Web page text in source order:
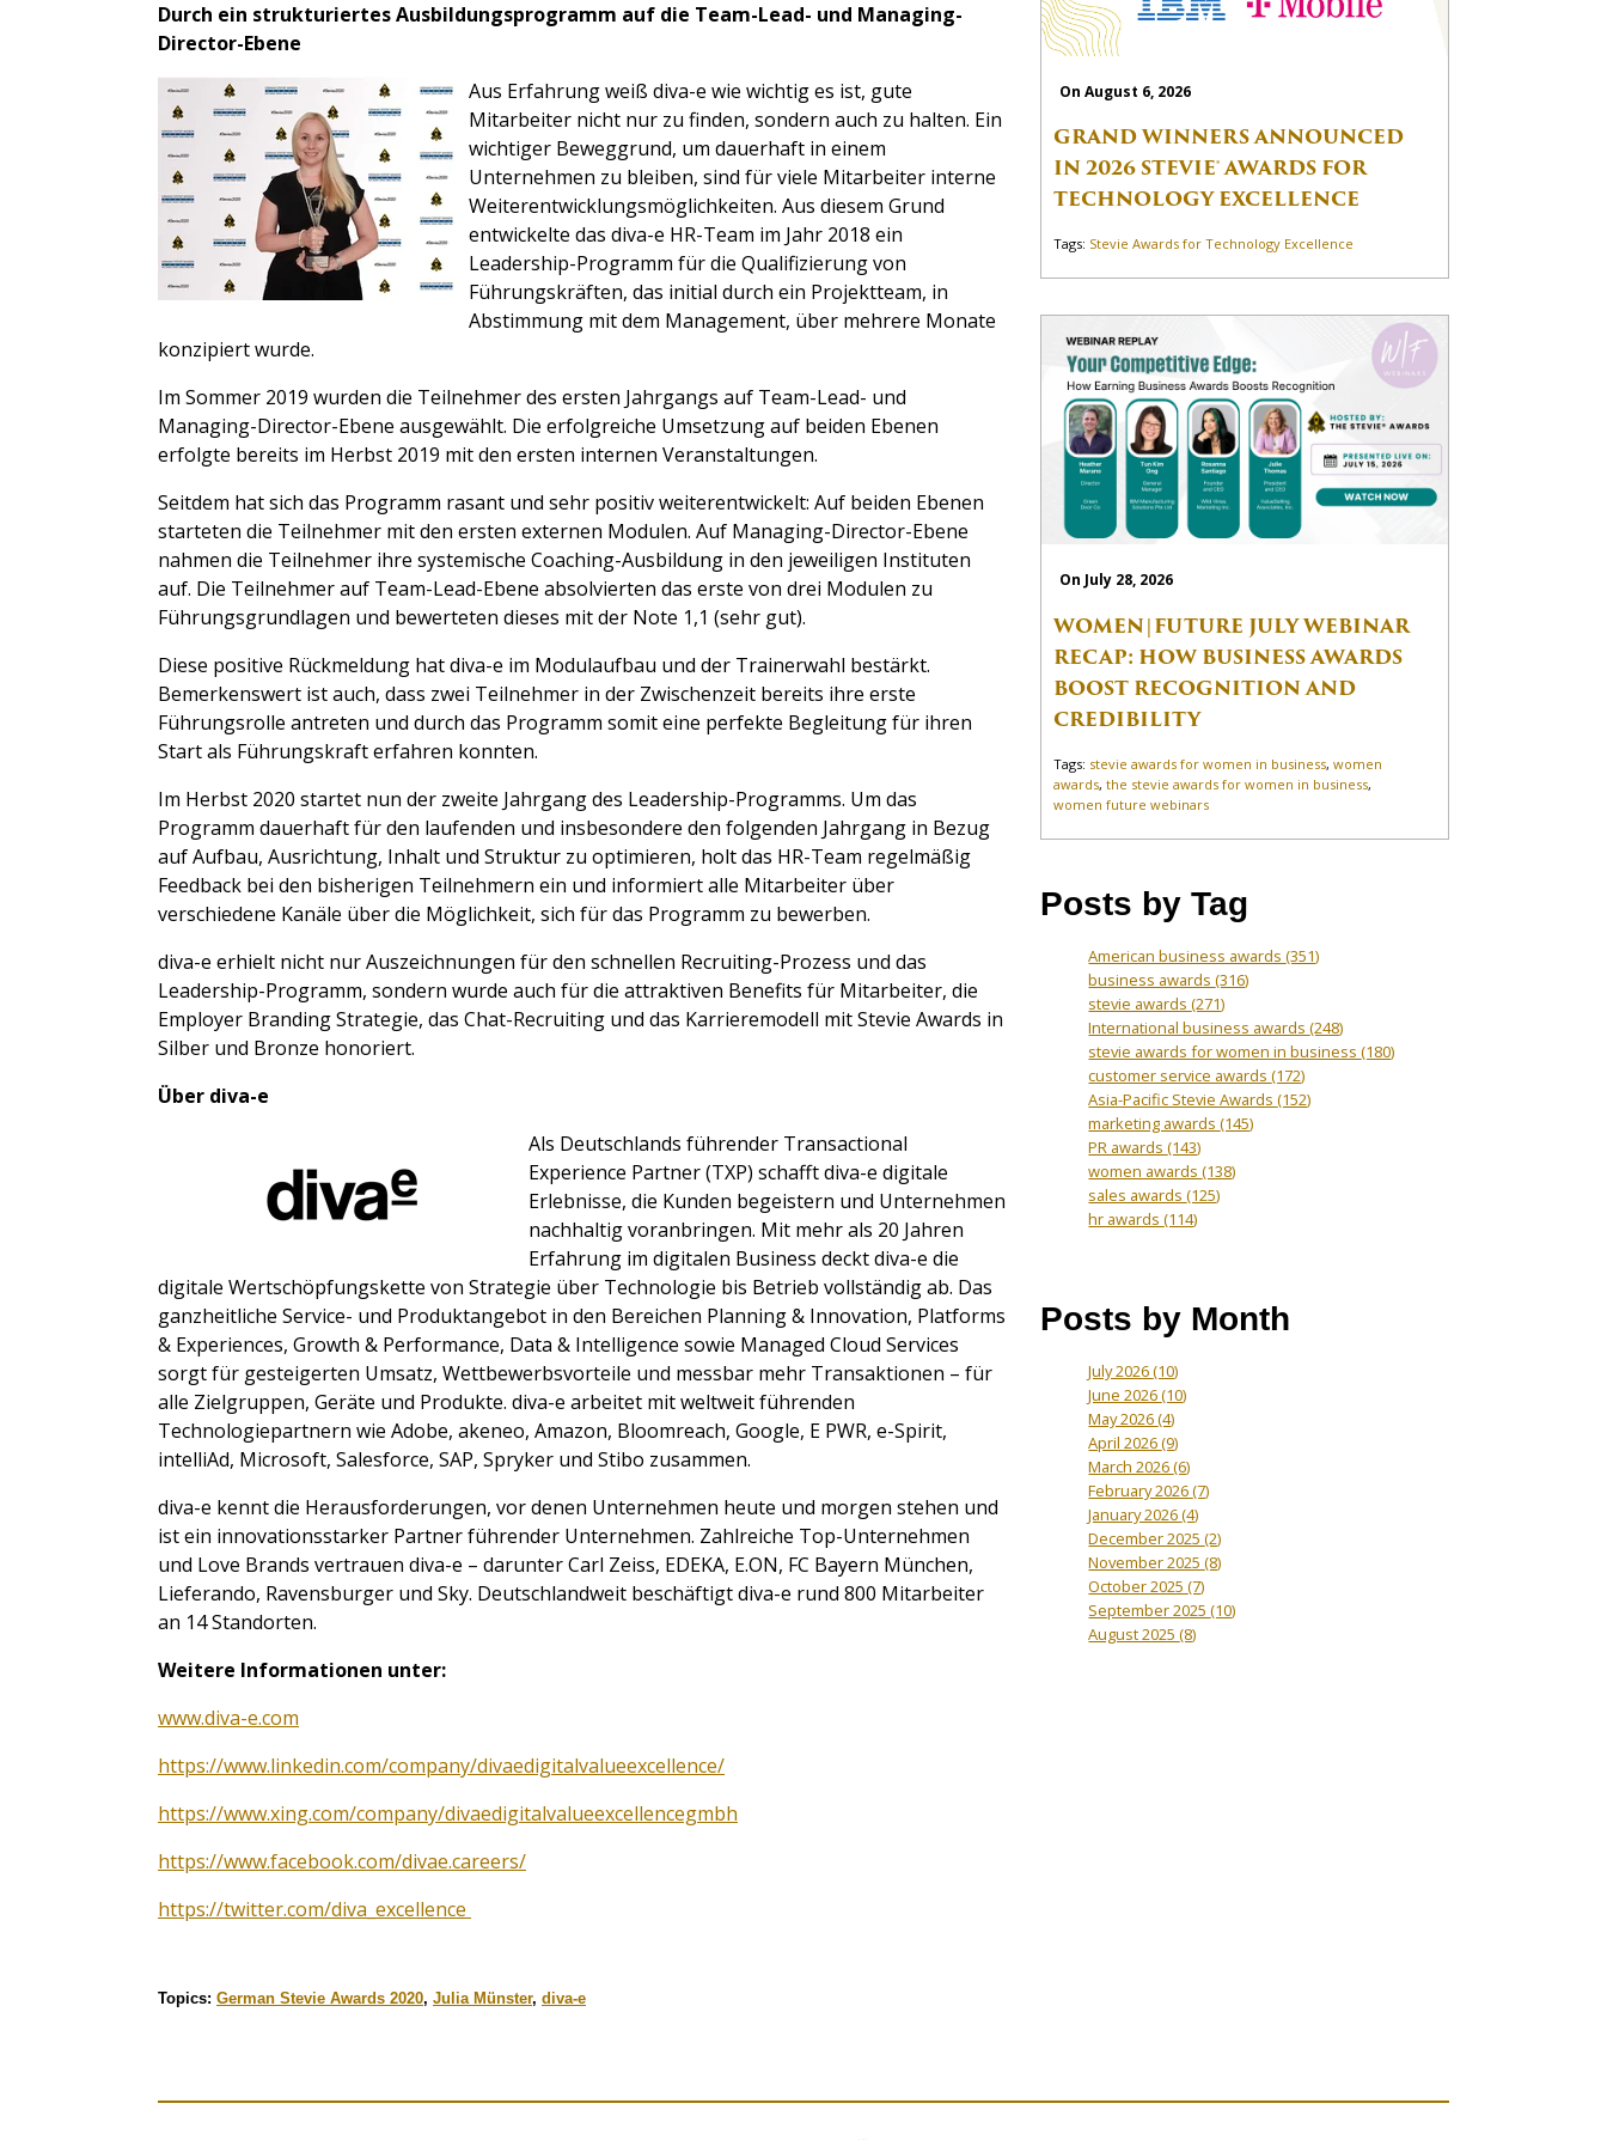
Durch ein strukturiertes Ausbildungsprogramm auf die Team-Lead- und Managing-
Director-Ebene
Aus Erfahrung weiß diva-e wie wichtig es ist, gute
Mitarbeiter nicht nur zu finden, sondern auch zu halten. Ein
wichtiger Beweggrund, um dauerhaft in einem
Unternehmen zu bleiben, sind für viele Mitarbeiter interne
Weiterentwicklungsmöglichkeiten. Aus diesem Grund
entwickelte das diva-e HR-Team im Jahr 2018 ein
Leadership-Programm für die Qualifizierung von
Führungskräften, das initial durch ein Projektteam, in
Abstimmung mit dem Management, über mehrere Monate
konzipiert wurde.
Im Sommer 2019 wurden die Teilnehmer des ersten Jahrgangs auf Team-Lead- und
Managing-Director-Ebene ausgewählt. Die erfolgreiche Umsetzung auf beiden Ebenen
erfolgte bereits im Herbst 2019 mit den ersten internen Veranstaltungen.
Seitdem hat sich das Programm rasant und sehr positiv weiterentwickelt: Auf beiden Ebenen
starteten die Teilnehmer mit den ersten externen Modulen. Auf Managing-Director-Ebene
nahmen die Teilnehmer ihre systemische Coaching-Ausbildung in den jeweiligen Instituten
auf. Die Teilnehmer auf Team-Lead-Ebene absolvierten das erste von drei Modulen zu
Führungsgrundlagen und bewerteten dieses mit der Note 1,1 (sehr gut).
Diese positive Rückmeldung hat diva-e im Modulaufbau und der Trainerwahl bestärkt.
Bemerkenswert ist auch, dass zwei Teilnehmer in der Zwischenzeit bereits ihre erste
Führungsrolle antreten und durch das Programm somit eine perfekte Begleitung für ihren
Start als Führungskraft erfahren konnten.
Im Herbst 2020 startet nun der zweite Jahrgang des Leadership-Programms. Um das
Programm dauerhaft für den laufenden und insbesondere den folgenden Jahrgang in Bezug
auf Aufbau, Ausrichtung, Inhalt und Struktur zu optimieren, holt das HR-Team regelmäßig
Feedback bei den bisherigen Teilnehmern ein und informiert alle Mitarbeiter über
verschiedene Kanäle über die Möglichkeit, sich für das Programm zu bewerben.
diva-e erhielt nicht nur Auszeichnungen für den schnellen Recruiting-Prozess und das
Leadership-Programm, sondern wurde auch für die attraktiven Benefits für Mitarbeiter, die
Employer Branding Strategie, das Chat-Recruiting und das Karrieremodell mit Stevie Awards in
Silber und Bronze honoriert.
Über diva-e
Als Deutschlands führender Transactional
Experience Partner (TXP) schafft diva-e digitale
Erlebnisse, die Kunden begeistern und Unternehmen
nachhaltig voranbringen. Mit mehr als 20 Jahren
Erfahrung im digitalen Business deckt diva-e die
digitale Wertschöpfungskette von Strategie über Technologie bis Betrieb vollständig ab. Das
ganzheitliche Service- und Produktangebot in den Bereichen Planning & Innovation, Platforms
& Experiences, Growth & Performance, Data & Intelligence sowie Managed Cloud Services
sorgt für gesteigerten Umsatz, Wettbewerbsvorteile und messbar mehr Transaktionen – für
alle Zielgruppen, Geräte und Produkte. diva-e arbeitet mit weltweit führenden
Technologiepartnern wie Adobe, akeneo, Amazon, Bloomreach, Google, E PWR, e-Spirit,
intelliAd, Microsoft, Salesforce, SAP, Spryker und Stibo zusammen.
diva-e kennt die Herausforderungen, vor denen Unternehmen heute und morgen stehen und
ist ein innovationsstarker Partner führender Unternehmen. Zahlreiche Top-Unternehmen
und Love Brands vertrauen diva-e – darunter Carl Zeiss, EDEKA, E.ON, FC Bayern München,
Lieferando, Ravensburger und Sky. Deutschlandweit beschäftigt diva-e rund 800 Mitarbeiter
an 14 Standorten.
Weitere Informationen unter:
www.diva-e.com
https://www.linkedin.com/company/divaedigitalvalueexcellence/
https://www.xing.com/company/divaedigitalvalueexcellencegmbh
https://www.facebook.com/divae.careers/
https://twitter.com/diva_excellence
Topics: German Stevie Awards 2020, Julia Münster, diva-e
On August 6, 2026
GRAND WINNERS ANNOUNCED
IN 2026 STEVIE® AWARDS FOR
TECHNOLOGY EXCELLENCE
Tags: Stevie Awards for Technology Excellence
On July 28, 2026
WOMEN|FUTURE JULY WEBINAR
RECAP: HOW BUSINESS AWARDS
BOOST RECOGNITION AND
CREDIBILITY
Tags: stevie awards for women in business,women
awards,the stevie awards for women in business,
women future webinars
Posts by Tag
American business awards(351)
business awards(316)
stevie awards(271)
International business awards(248)
stevie awards for women in business(180)
customer service awards(172)
Asia-Pacific Stevie Awards(152)
marketing awards(145)
PR awards(143)
women awards(138)
sales awards(125)
hr awards(114)
Posts by Month
July 2026(10)
June 2026(10)
May 2026(4)
April 2026(9)
March 2026(6)
February 2026(7)
January 2026(4)
December 2025(2)
November 2025(8)
October 2025(7)
September 2025(10)
August 2025(8)